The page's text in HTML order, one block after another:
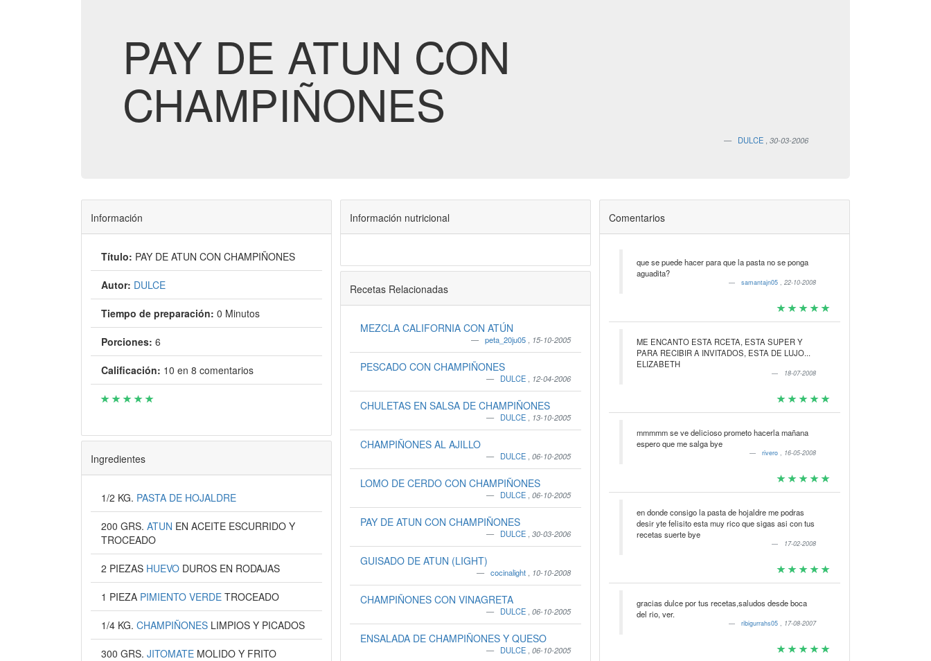
PAY DE ATUN CON
CHAMPIÑONES
DULCE 30-03-2006
Información
Título: PAY DE ATUN CON CHAMPIÑONES
Autor: DULCE
Tiempo de preparación: 0 Minutos
Porciones: 6
Calificación: 10 en 8 comentarios
Ingredientes
1/2 KG. PASTA DE HOJALDRE
200 GRS. ATUN EN ACEITE ESCURRIDO Y
TROCEADO
2 PIEZAS HUEVO DUROS EN RODAJAS
1 PIEZA PIMIENTO VERDE TROCEADO
1/4 KG. CHAMPIÑONES LIMPIOS Y PICADOS
300 GRS. JITOMATE MOLIDO Y FRITO
Información nutricional
Recetas Relacionadas
MEZCLA CALIFORNIA CON ATÚN
peta_20ju05 15-10-2005
PESCADO CON CHAMPIÑONES
DULCE 12-04-2006
CHULETAS EN SALSA DE CHAMPIÑONES
DULCE 13-10-2005
CHAMPIÑONES AL AJILLO
DULCE ,06-10-2005
LOMO DE CERDO CON CHAMPIÑONES
DULCE ,06-10-2005
PAY DE ATUN CON CHAMPIÑONES
DULCE ,30-03-2006
GUISADO DE ATUN (LIGHT)
cocinalight 10-10-2008
CHAMPIÑONES CON VINAGRETA
DULCE ,06-10-2005
ENSALADA DE CHAMPIÑONES Y QUESO
DULCE ,06-10-2005
Comentarios
que se puede hacer para que la pasta no se ponga
aguadita?
samantajn05,22-10-2008
ME ENCANTO ESTA RCETA, ESTA SUPER Y
PARA RECIBIR A INVITADOS, ESTA DE LUJO...
ELIZABETH
18-07-2008
mmmmm se ve delicioso prometo hacerla mañana
espero que me salga bye
rivero, 16-05-2008
en donde consigo la pasta de hojaldre me podras
desir yte felisito esta muy rico que sigas asi con tus
recetas suerte bye
17-02-2008
gracias dulce por tus recetas,saludos desde boca
del rio, ver.
ribigurrahs05, 17-08-2007